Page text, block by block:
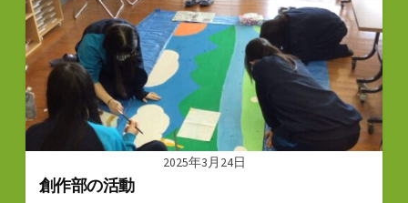
ー
2025年3月24日
創作部の活動